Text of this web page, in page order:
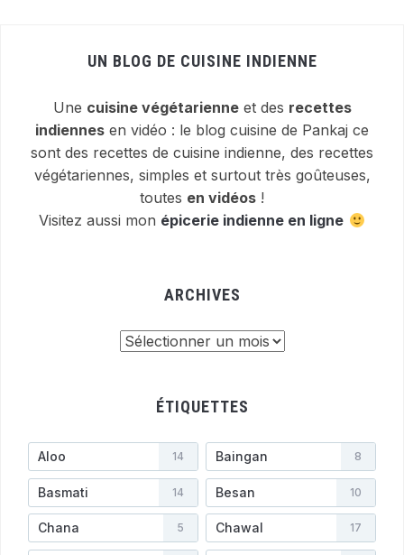
UN BLOG DE CUISINE INDIENNE
Une cuisine végétarienneet des recettes
indiennes en vidéo : le blog cuisine de Pankaj ce
sont des recettes de cuisine indienne, des recettes
végétariennes, simples et surtout très goûteuses,
toutes en vidéos !
Visitez aussi mon épicerie indienne en ligne
ARCHIVES
ÉTIQUETTES
Aloo 14 Baingan 8
Basmati 14 Besan 10
Chana 5 Chawal 17